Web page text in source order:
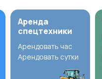
Аренда
спецтехники
Арендовать час
Арендовать сутки